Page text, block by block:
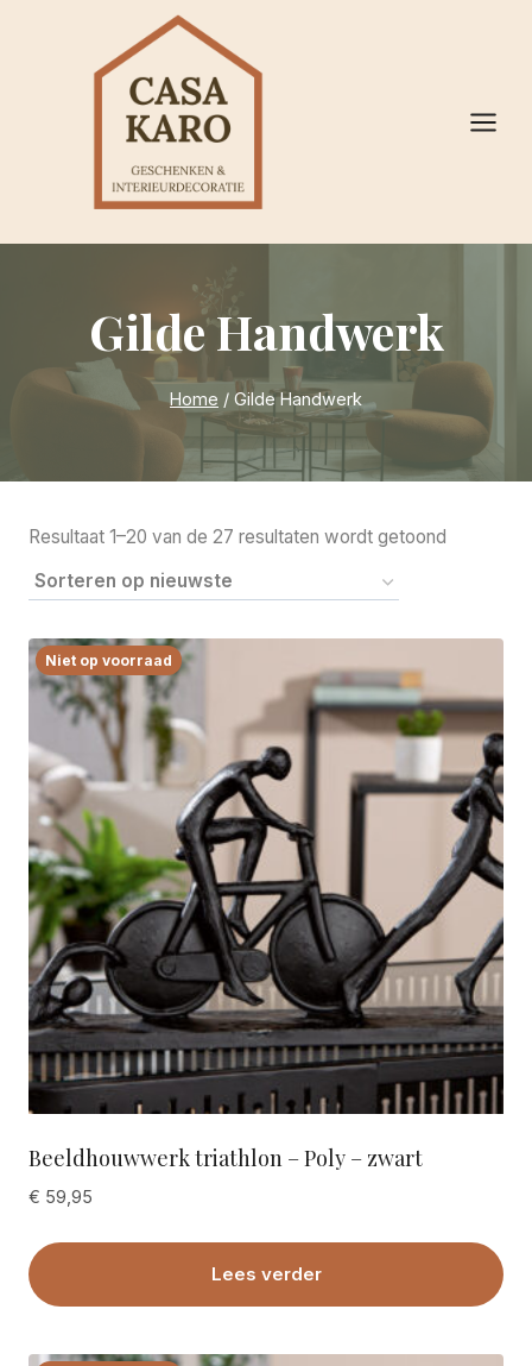
Gilde Handwerk
Home / Gilde Handwerk
Resultaat 1–20 van de 27 resultaten wordt getoond
Niet op voorraad
Beeldhouwwerk triathlon – Poly – zwart
€ 59,95
Lees verder